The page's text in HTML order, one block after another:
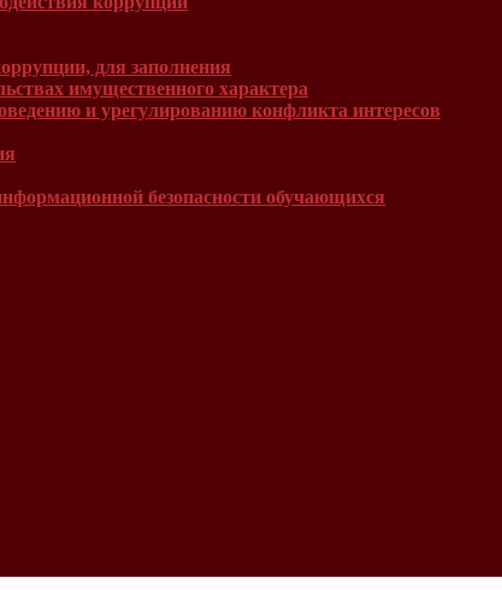
для заполнения
имущественного характера
и урегулированию конфликта интересов
безопасности обучающихся